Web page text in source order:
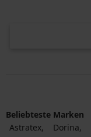
Beliebteste Marken
Astratex
Dorina